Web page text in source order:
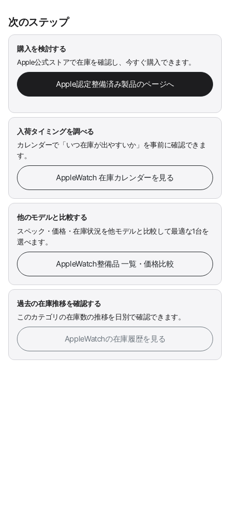
次のステップ
購入を検討する
Apple公式ストアで在庫を確認し、今すぐ購入できます。
Apple認定整備済み製品のページへ
入荷タイミングを調べる
カレンダーで「いつ在庫が出やすいか」を事前に確認できま
す。
AppleWatch 在庫カレンダーを見る
他のモデルと比較する
スペック・価格・在庫状況を他モデルと比較して最適な1台を
選べます。
AppleWatch整備品 一覧・価格比較
過去の在庫推移を確認する
このカテゴリの在庫数の推移を日別で確認できます。
AppleWatchの在庫履歴を見る